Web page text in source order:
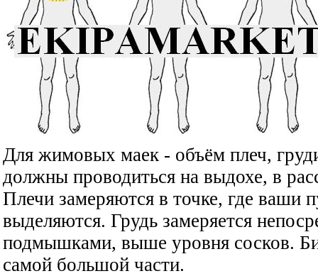
Для жимовых маек - объём плеч,
должны проводиться на выдохе, в
Плечи замеряются в точке, где ваши
выделяются. Грудь замеряется
подмышками, выше уровня сосков.
самой большой части.